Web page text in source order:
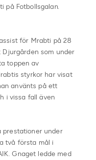
på Fotbollsgalan.
för Mrabti på 28
som under
toppen av
styrkor har visat
använts på ett
i vissa fall även
prestationer under
två första mål i
Gnaget ledde med